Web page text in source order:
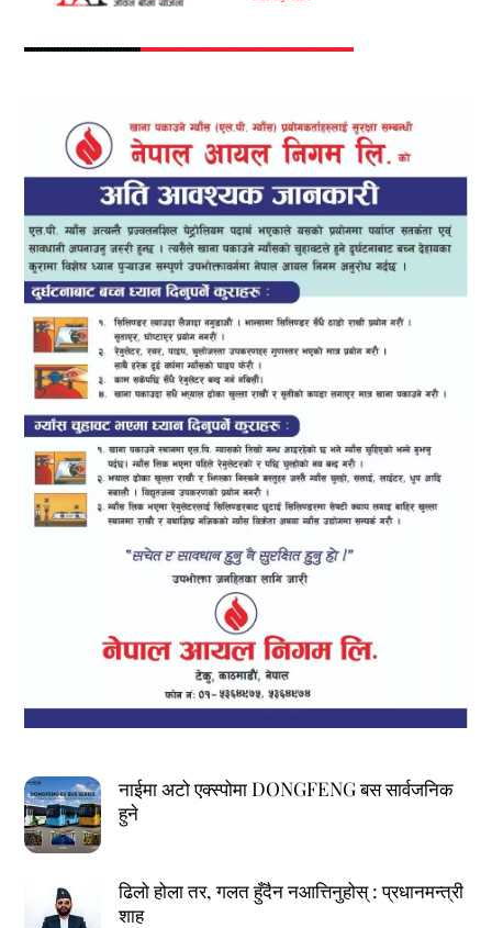
नाईमा अटो एक्स्पोमा DONGFENG बस सार्वजनिक
हुने
ढिलो होला तर, गलत हुँदैन नआत्तिनुहोस् : प्रधानमन्त्री
शाह